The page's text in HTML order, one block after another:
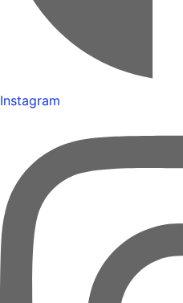
Instagram